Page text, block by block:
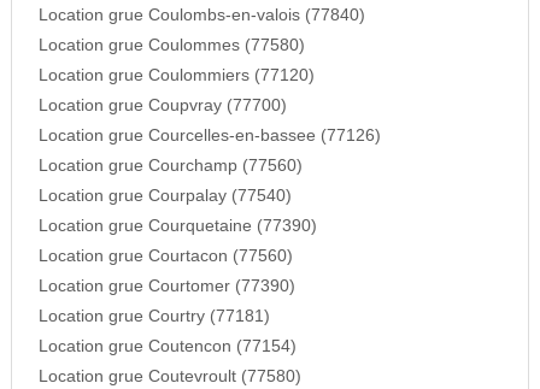
Location grue Coulombs-en-valois (77840)
Location grue Coulommes (77580)
Location grue Coulommiers (77120)
Location grue Coupvray (77700)
Location grue Courcelles-en-bassee (77126)
Location grue Courchamp (77560)
Location grue Courpalay (77540)
Location grue Courquetaine (77390)
Location grue Courtacon (77560)
Location grue Courtomer (77390)
Location grue Courtry (77181)
Location grue Coutencon (77154)
Location grue Coutevroult (77580)